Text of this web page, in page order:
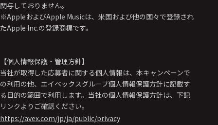
関与しておりません。
※AppleおよびApple Musicは、米国および他の国々で登録され
たApple Inc.の登録商標です。
【個人情報保護・管理方針】
当社が取得した応募者に関する個人情報は、本キャンペーンで
の利用の他、エイベックスグループ個人情報保護方針に記載す
る目的の範囲で利用します。当社の個人情報保護方針は、下記
リンクよりご確認ください。
https://avex.com/jp/ja/public/privacy